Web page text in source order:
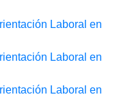
Laboral en
Laboral en
Laboral en